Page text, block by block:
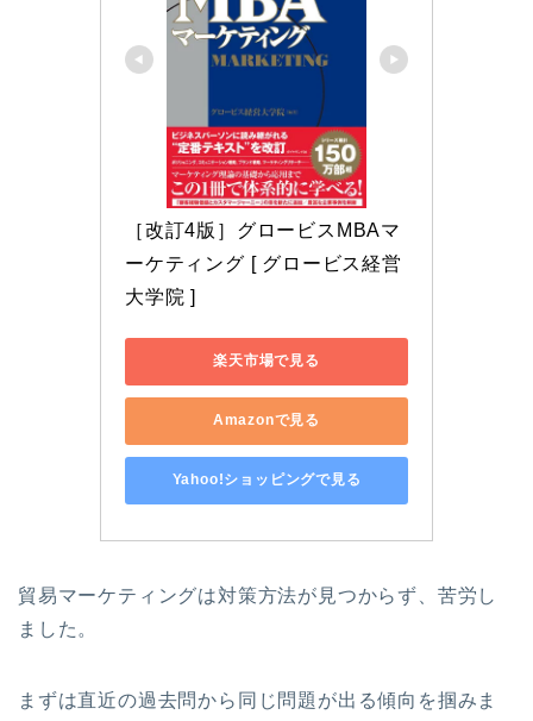
［改訂4版］グロービスMBAマ
ーケティング [ グロービス経営
大学院 ]
楽天市場で見る
Amazonで見る
Yahoo!ショッピングで見る
貿易マーケティングは対策方法が見つからず、苦労し
ました。
まずは直近の過去問から同じ問題が出る傾向を掴みま